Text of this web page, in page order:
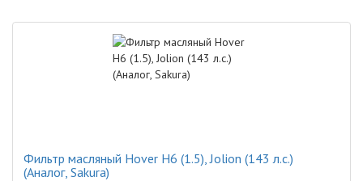
Фильтр масляный Hover H6 (1.5), Jolion (143 л.с.)
(Аналог, Sakura)